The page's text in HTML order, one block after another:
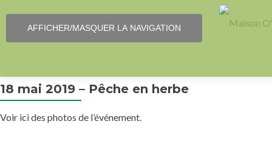
AFFICHER/MASQUER LA NAVIGATION
18 mai 2019 – Pêche en herbe
Voir ici des photos de l’événement.